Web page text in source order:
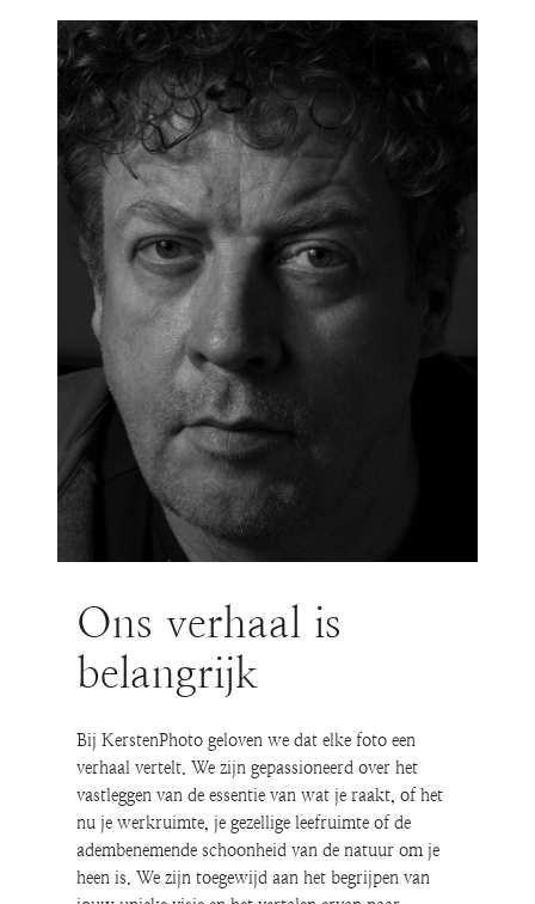
Ons verhaal is
belangrijk
Bij KerstenPhoto geloven we dat elke foto een
verhaal vertelt. We zijn gepassioneerd over het
vastleggen van de essentie van wat je raakt, of het
nu je werkruimte, je gezellige leefruimte of de
adembenemende schoonheid van de natuur om je
heen is. We zijn toegewijd aan het begrijpen van